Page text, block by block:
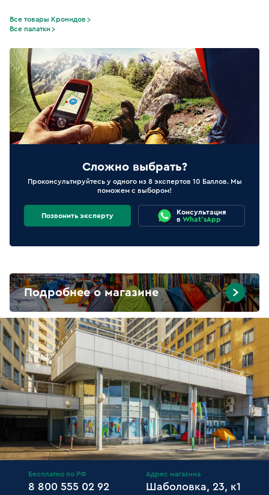
Все товары Кронидов
Все палатки
Сложно выбрать?
Проконсультируйтесь у одного из 8 экспертов 10 Баллов. Мы
поможем с выбором!
Позвонить эксперту
Консультация
в What'sApp
Подробнее о магазине
Бесплатно по РФ
8 800 555 02 92
Адрес магазина
Шаболовка, 23, к1